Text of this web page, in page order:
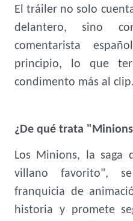
El tráiler no solo
delantero, sino
comentarista
principio, lo que
condimento más al clip.
¿De qué trata
Los Minions, la saga
villano favorito",
franquicia de
historia y promete